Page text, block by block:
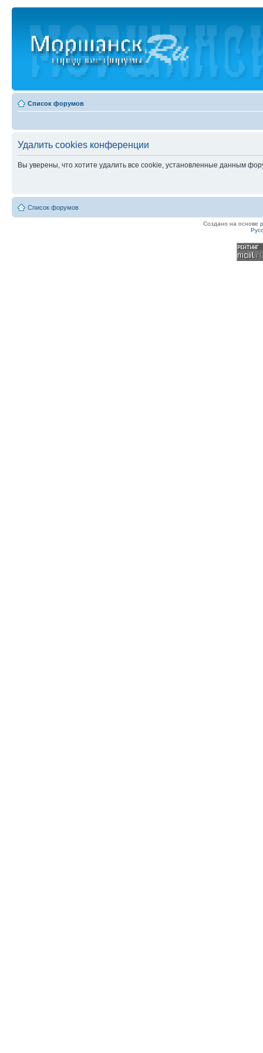
Список форумов
Удалить cookies конференции
Вы уверены, что хотите удалить все cookie, установленные данным
Список форумов
Создано на основе